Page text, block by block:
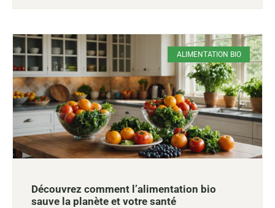
ALIMENTATION BIO
Découvrez comment l’alimentation bio
sauve la planète et votre santé